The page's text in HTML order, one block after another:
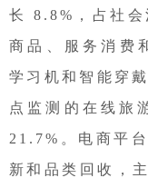
长 8.8%，占社
商品、服务消费
学习机和智能穿
点监测的在线旅
21.7%。电商平
新和品类回收，